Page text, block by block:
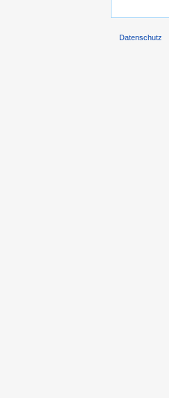
Datenschutz